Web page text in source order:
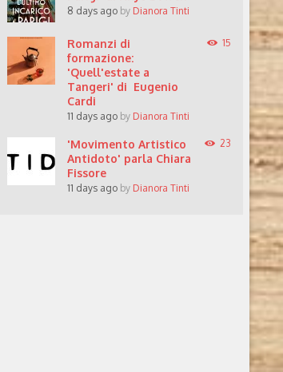
8 days ago by Dianora Tinti
Romanzi di
formazione:
'Quell'estate a
Tangeri' di Eugenio
Cardi
11 days ago by Dianora Tinti
15
'Movimento Artistico
Antidoto' parla Chiara
Fissore
11 days ago by Dianora Tinti
23